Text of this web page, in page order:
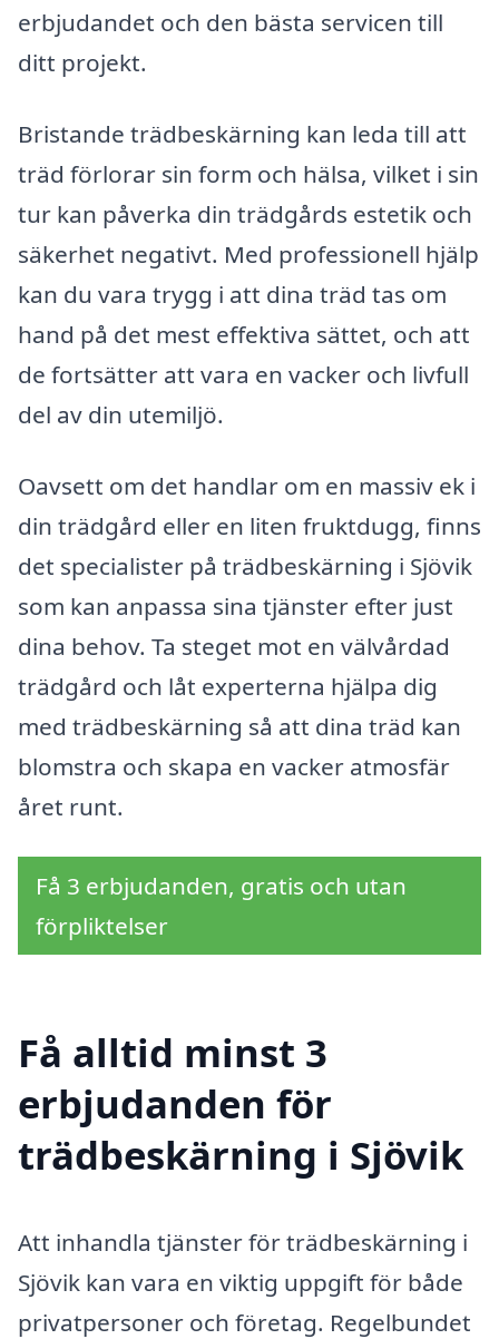
erbjudandet och den bästa servicen till
ditt projekt.
Bristande trädbeskärning kan leda till att
träd förlorar sin form och hälsa, vilket i sin
tur kan påverka din trädgårds estetik och
säkerhet negativt. Med professionell hjälp
kan du vara trygg i att dina träd tas om
hand på det mest effektiva sättet, och att
de fortsätter att vara en vacker och livfull
del av din utemiljö.
Oavsett om det handlar om en massiv ek i
din trädgård eller en liten fruktdugg, finns
det specialister på trädbeskärning i Sjövik
som kan anpassa sina tjänster efter just
dina behov. Ta steget mot en välvårdad
trädgård och låt experterna hjälpa dig
med trädbeskärning så att dina träd kan
blomstra och skapa en vacker atmosfär
året runt.
Få 3 erbjudanden, gratis och utan
förpliktelser
Få alltid minst 3
erbjudanden för
trädbeskärning i Sjövik
Att inhandla tjänster för trädbeskärning i
Sjövik kan vara en viktig uppgift för både
privatpersoner och företag. Regelbundet